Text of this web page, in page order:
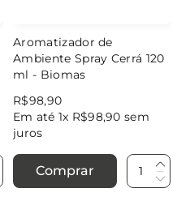
Aromatizador de
Ambiente Spray Cerrá 120
ml - Biomas
R$98,90
Em até 1x R$98,90 sem
juros
Comprar